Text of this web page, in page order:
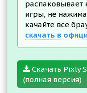
распаковывает
игры, не
качайте все
скачать в
Скачать Pixly
(полная версия)